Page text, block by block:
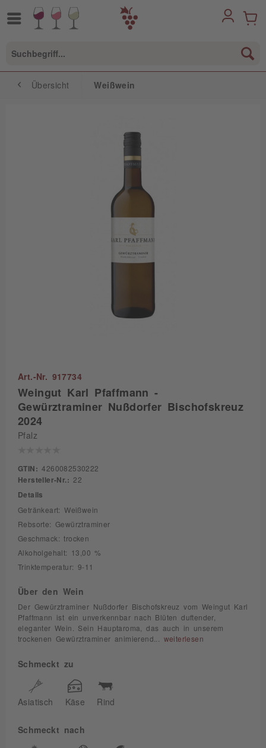
Übersicht Weißwein
Art.-Nr. 917734
Weingut Karl Pfaffmann -
Gewürztraminer Nußdorfer Bischofskreuz
2024
Pfalz
GTIN: 4260082530222
Hersteller-Nr.: 22
Details
Getränkeart: Weißwein
Rebsorte: Gewürztraminer
Geschmack: trocken
Alkoholgehalt: 13,00 %
Trinktemperatur: 9-11
Über den Wein
Der Gewürztraminer Nußdorfer Bischofskreuz vom Weingut Karl
Pfaffmann ist ein unverkennbar nach Blüten duftender,
eleganter Wein. Sein Hauptaroma, das auch in unserem
trockenen Gewürztraminer animierend... weiterlesen
Schmeckt zu
Asiatisch Käse Rind
Schmeckt nach